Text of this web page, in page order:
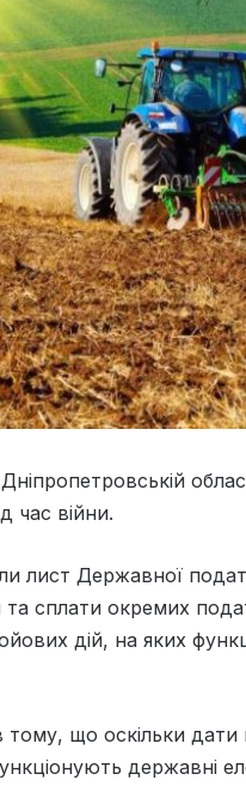
час війни.
лист Державної
сплати окремих
дій, на яких
що оскільки дати
державні